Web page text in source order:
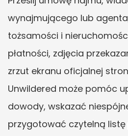
wynajmującego lub
tożsamości i
płatności, zdjęcia
zrzut ekranu oficjalnej
Unwildered może pomóc
dowody, wskazać
przygotować czytelną